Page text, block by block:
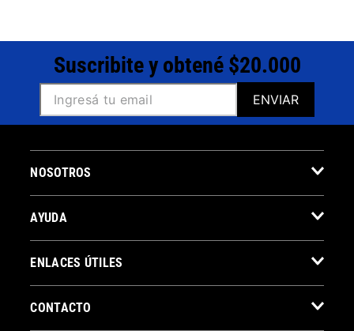
Suscribite y obtené $20.000
ENVIAR
NOSOTROS
AYUDA
ENLACES ÚTILES
CONTACTO